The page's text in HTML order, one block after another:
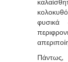
φυσικά